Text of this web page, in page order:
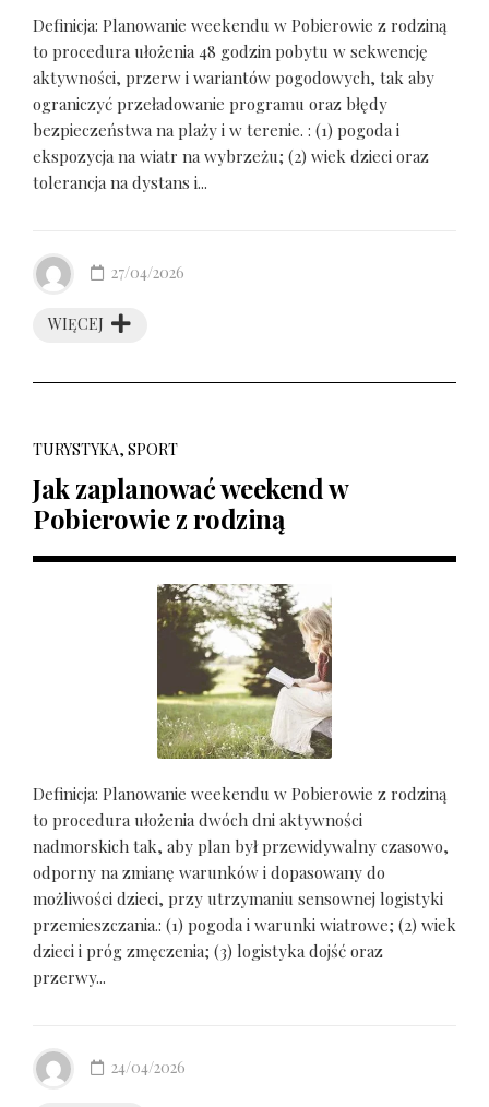
Definicja: Planowanie weekendu w Pobierowie z rodziną
to procedura ułożenia 48 godzin pobytu w sekwencję
aktywności, przerw i wariantów pogodowych, tak aby
ograniczyć przeładowanie programu oraz błędy
bezpieczeństwa na plaży i w terenie. : (1) pogoda i
ekspozycja na wiatr na wybrzeżu; (2) wiek dzieci oraz
tolerancja na dystans i...
WIĘCEJ
27/04/2026
TURYSTYKA, SPORT
Jak zaplanować weekend w
Pobierowie z rodziną
Definicja: Planowanie weekendu w Pobierowie z rodziną
to procedura ułożenia dwóch dni aktywności
nadmorskich tak, aby plan był przewidywalny czasowo,
odporny na zmianę warunków i dopasowany do
możliwości dzieci, przy utrzymaniu sensownej logistyki
przemieszczania.: (1) pogoda i warunki wiatrowe; (2) wiek
dzieci i próg zmęczenia; (3) logistyka dojść oraz
przerwy...
24/04/2026